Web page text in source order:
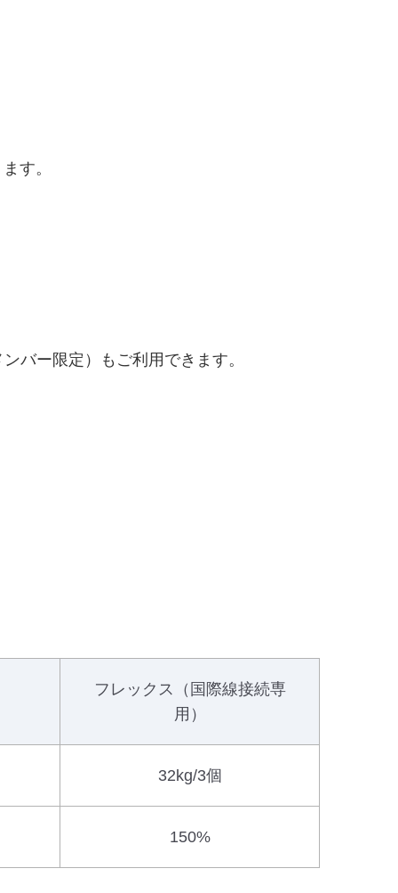
す。
バー限定）もご利用できます。
フレックス（国際線接続専
用）
32kg/3個
150%